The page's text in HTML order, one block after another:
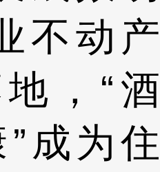
不动产
，“酒
成为住